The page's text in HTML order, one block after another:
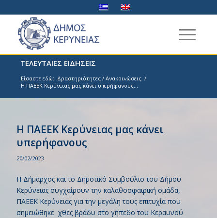
ΤΕΛΕΥΤΑΙΕΣ ΕΙΔΗΣΕΙΣ
Είσαστε εδώ: Δραστηριότητες / Ανακοινώσεις /
Η ΠΑΕΕΚ Κερύνειας μας κάνει υπερήφανους...
Η ΠΑΕΕΚ Κερύνειας μας κάνει
υπερήφανους
20/02/2023
Η Δήμαρχος και το Δημοτικό Συμβούλιο του Δήμου
Κερύνειας συγχαίρουν την καλαθοσφαιρική ομάδα,
ΠΑΕΕΚ Κερύνειας για την μεγάλη τους επιτυχία που
σημειώθηκε χθες βράδυ στο γήπεδο του Κεραυνού